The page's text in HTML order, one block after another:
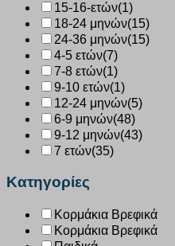
15-16-ετών(1)
18-24 μηνών(15)
24-36 μηνών(15)
4-5 ετών(7)
7-8 ετών(1)
9-10 ετών(1)
12-24 μηνών(5)
6-9 μηνών(48)
9-12 μηνών(43)
7 ετών(35)
Κατηγορίες
Κορμάκια Βρεφικά
Κορμάκια Βρεφικά